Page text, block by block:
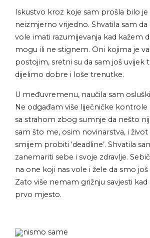
Iskustvo kroz koje sam prošla bilo je
neizmjerno vrijedno. Shvatila sam
vole imati razumijevanja kad kažem
mogu ili ne stignem. Oni kojima je
postojim, sretni su da sam još uvijek
dijelimo dobre i loše trenutke.
U međuvremenu, naučila sam
Ne odgađam više liječničke kontrole
sa strahom zbog sumnje da nešto
sam što me, osim novinarstva, i život
smijem probiti ‘deadline’. Shvatila
zanemariti sebe i svoje zdravlje.
na one koji nas vole i žele da smo
Zato više nemam grižnju savjesti
prvo mjesto.